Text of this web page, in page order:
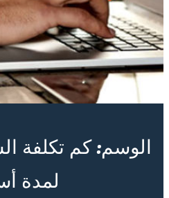
الوسم:كم تكلفة
لمدة